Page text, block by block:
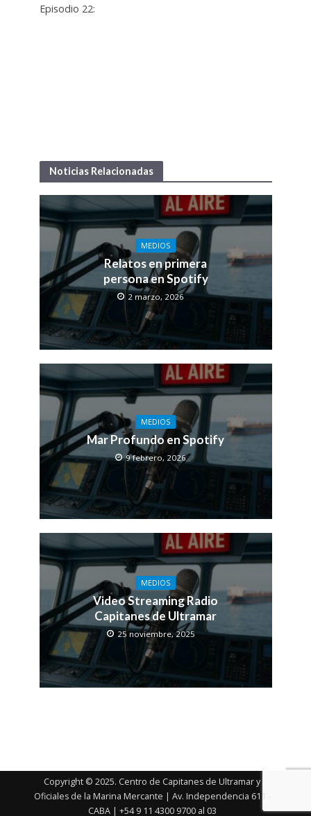
Episodio 22:
Noticias Relacionadas
MEDIOS
Relatos en primera
persona en Spotify
2 marzo, 2026
MEDIOS
Mar Profundo en Spotify
9 febrero, 2026
MEDIOS
Video Streaming Radio
Capitanes de Ultramar
25 noviembre, 2025
Copyright © 2025. Centro de Capitanes de Ultramar y
Oficiales de la Marina Mercante | Av. Independencia 611 -
CABA | +54 9 11 4300 9700 al 03